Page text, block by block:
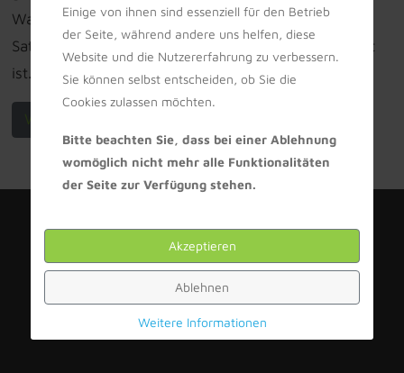
Walldorf-Astoria, der aufgrund des schlechteren
Satzverhältnisses hinter dem TC Schlierstadt geführt
ist.
Einige von ihnen sind essenziell für den Betrieb
der Seite, während andere uns helfen, diese
Website und die Nutzererfahrung zu verbessern.
Sie können selbst entscheiden, ob Sie die
Cookies zulassen möchten.
Bitte beachten Sie, dass bei einer Ablehnung
womöglich nicht mehr alle Funktionalitäten
der Seite zur Verfügung stehen.
Akzeptieren
Ablehnen
Weitere Informationen